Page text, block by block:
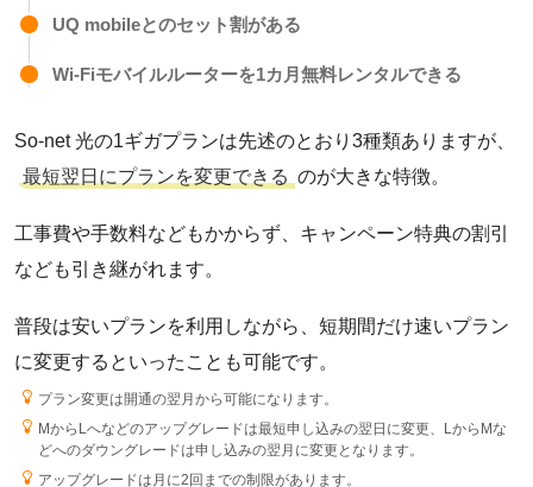
コミュファ光
SoftBank 光
ピカラ光ねっと
BBIQ光
UQ mobileとのセット割がある
Wi-Fiモバイルルーターを1カ月無料レンタルできる
So-net 光の1ギガプランは先述のとおり3種類ありますが、
最短翌日にプランを変更できる のが大きな特徴。
工事費や手数料などもかからず、キャンペーン特典の割引
なども引き継がれます。
普段は安いプランを利用しながら、短期間だけ速いプラン
に変更するといったことも可能です。
プラン変更は開通の翌月から可能になります。
MからLへなどのアップグレードは最短申し込みの翌日に変更、LからMな
どへのダウングレードは申し込みの翌月に変更となります。
アップグレードは月に2回までの制限があります。